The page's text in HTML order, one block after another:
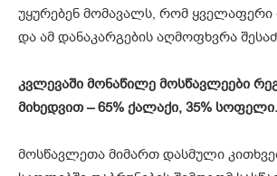
უყურებენ მომავალს, რომ ყველაფერი
და ამ დანაკარგების აღმოფხვრა
კვლევაში მონაწილე მოსწავლეები
მიხედვით–65% ქალაქი, 35% სოფელი.
მოსწავლეთა მიმართ დასმული